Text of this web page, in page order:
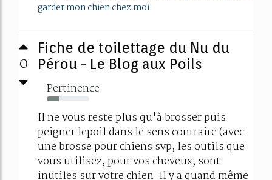
garder mon chien chez moi
0
Fiche de toilettage du Nu du
Pérou - Le Blog aux Poils
Pertinence
28%
Il ne vous reste plus qu'à brosser puis
peigner lepoil dans le sens contraire (avec
une brosse pour chiens svp, les outils que
vous utilisez, pour vos cheveux, sont
inutiles sur votre chien. Il y a quand même